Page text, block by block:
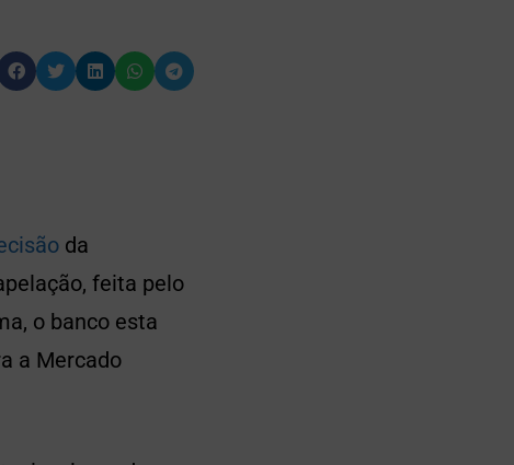
da
feita pelo
o banco esta
a Mercado